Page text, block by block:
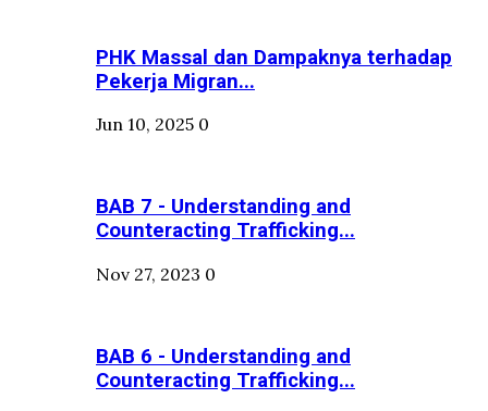
PHK Massal dan Dampaknya terhadap
Pekerja Migran...
Jun 10, 2025 0
BAB 7 - Understanding and
Counteracting Trafficking...
Nov 27, 2023 0
BAB 6 - Understanding and
Counteracting Trafficking...